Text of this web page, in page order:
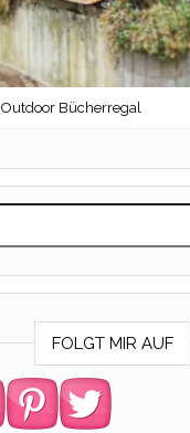
Outdoor Bücherregal
FOLGT MIR AUF